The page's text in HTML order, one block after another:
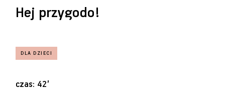
Hej przygodo!
czas: 42’